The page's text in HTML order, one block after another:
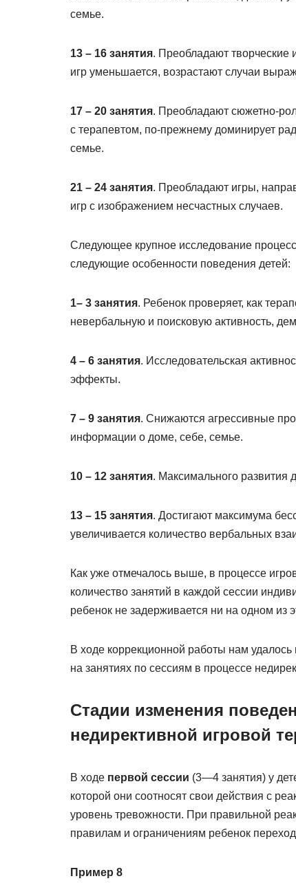
семье.
13 – 16 занятия. Преобладают творческие
игр уменьшается, возрастают случаи
17 – 20 занятия. Преобладают сюжетно-
с терапевтом, по-прежнему доминирует
семье.
21 – 24 занятия. Преобладают игры,
игр с изображением несчастных случаев.
Следующее крупное исследование
следующие особенности поведения детей:
1– 3 занятия. Ребенок проверяет, как
невербальную и поисковую активность,
4 – 6 занятия. Исследовательская
эффекты.
7 – 9 занятия. Снижаются агрессивные
информации о доме, себе, семье.
10 – 12 занятия. Максимального развития
13 – 15 занятия. Достигают максимума
увеличивается количество вербальных
Как уже отмечалось выше, в процессе
количество занятий в каждой сессии
ребенок не задерживается ни на одном из
В ходе коррекционной работы нам
на занятиях по сессиям в процессе
Стадии изменения
недирективной игровой
В ходе первой сессии (3—4 занятия) у
которой они соотносят свои действия с
уровень тревожности. При правильной
правилам и ограничениям ребенок
Пример 8